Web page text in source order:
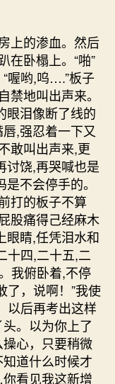
上的渗血。然后
在卧榻上。“啪”
喔哟,呜….”板子
禁地叫出声来。
眼泪像断了线的
,强忍着一下又
敢叫出声来,更
讨饶,再哭喊也是
不会停手的。
打的板子不算
股痛得己经麻木
眼睛,任凭泪水和
四,二十五,二
我俯卧着,不停
了，说啊！”我使
以后再考出这样
。以为你上了
心，只要稍微
道什么时候才
看见我这新增